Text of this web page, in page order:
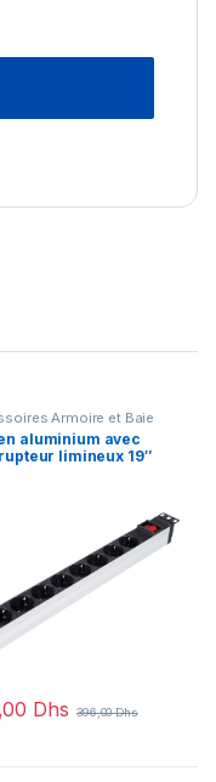
Armoire et Baie
aluminium avec
limineux 19″
Dhs 396,00Dhs